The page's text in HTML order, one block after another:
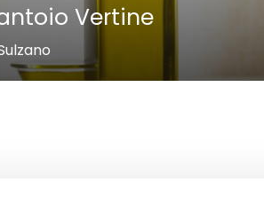
Vertine